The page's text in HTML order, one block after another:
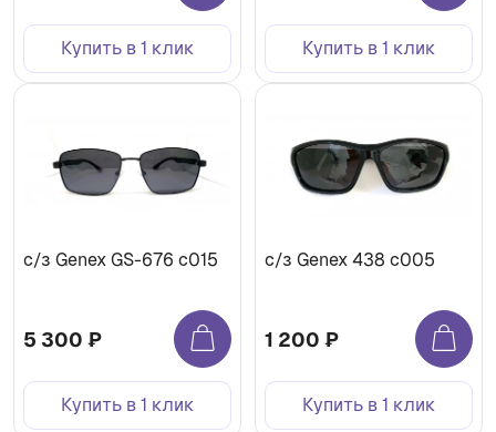
Купить в 1 клик Купить в 1 клик
с/з Genex GS-676 с015
5 300 ₽
Купить в 1 клик
с/з Genex 438 с005
1 200 ₽
Купить в 1 клик